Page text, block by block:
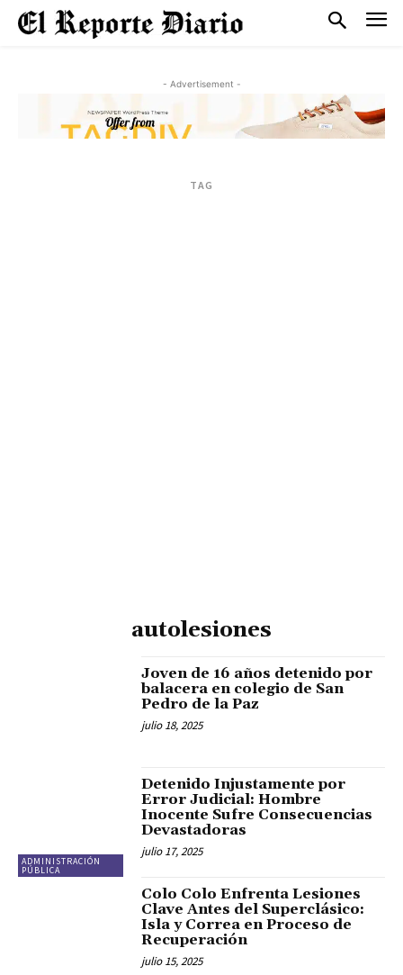
- Advertisement -
TAG
autolesiones
Joven de 16 años detenido por
balacera en colegio de San
Pedro de la Paz
julio 18, 2025
ADMINISTRACIÓN
PÚBLICA
Detenido Injustamente por
Error Judicial: Hombre
Inocente Sufre Consecuencias
Devastadoras
julio 17, 2025
Colo Colo Enfrenta Lesiones
Clave Antes del Superclásico:
Isla y Correa en Proceso de
Recuperación
julio 15, 2025